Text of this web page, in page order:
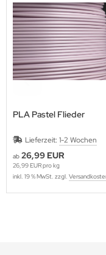
PLA Pastel Flieder
Lieferzeit: 1-2 Wochen
ab 26,99 EUR
26,99 EUR pro kg
inkl. 19 % MwSt. zzgl.